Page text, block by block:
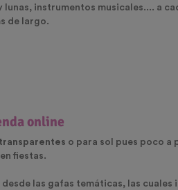
instrumentos musicales.... a
de largo.
online
o para sol pues poco a
fiestas.
las gafas temáticas, las cuales